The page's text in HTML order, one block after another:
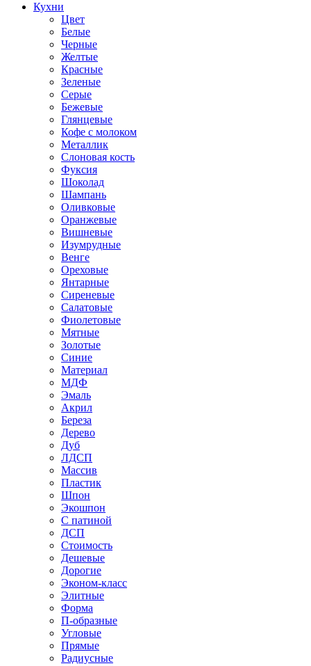
Кухни
Цвет
Белые
Черные
Желтые
Красные
Зеленые
Серые
Бежевые
Глянцевые
Кофе с молоком
Металлик
Слоновая кость
Фуксия
Шоколад
Шампань
Оливковые
Оранжевые
Вишневые
Изумрудные
Венге
Ореховые
Янтарные
Сиреневые
Салатовые
Фиолетовые
Мятные
Золотые
Синие
Материал
МДФ
Эмаль
Акрил
Береза
Дерево
Дуб
ЛДСП
Массив
Пластик
Шпон
Экошпон
С патиной
ДСП
Стоимость
Дешевые
Дорогие
Эконом-класс
Элитные
Форма
П-образные
Угловые
Прямые
Радиусные